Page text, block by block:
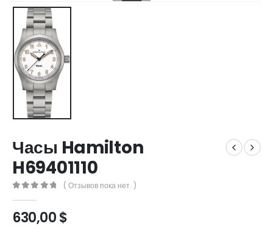
Часы Hamilton
H69401110
( Отзывов пока нет. )
630,00$